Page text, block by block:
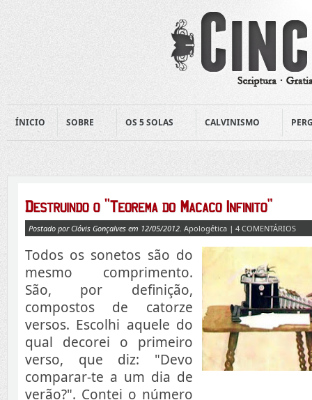
ÍNICIO SOBRE OS 5 SOLAS CALVINISMO
Postado por Clóvis Gonçalves em 12/05/2012. Apologética | 4 COMENTÁRIOS
Todos os sonetos são do
mesmo comprimento.
São, por definição,
compostos de catorze
versos. Escolhi aquele do
qual decorei o primeiro
verso, que diz: "Devo
comparar-te a um dia de
verão?". Contei o nú­mero